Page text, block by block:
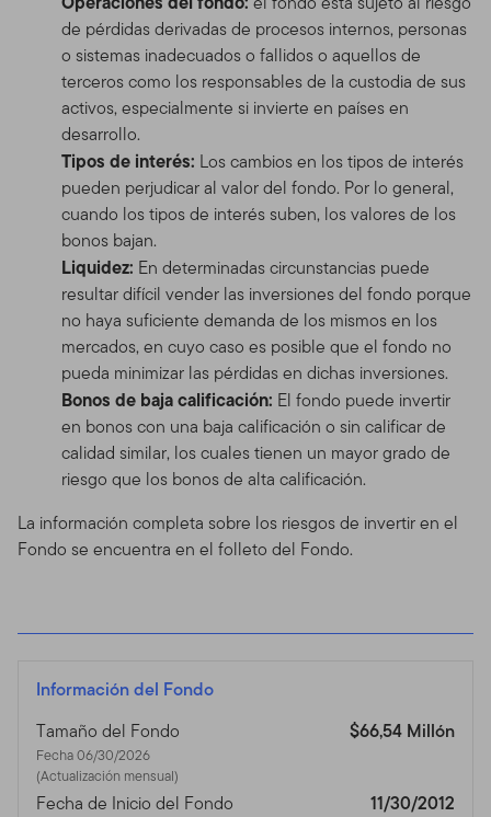
de pérdidas derivadas de procesos internos, personas
o sistemas inadecuados o fallidos o aquellos de
terceros como los responsables de la custodia de sus
activos, especialmente si invierte en países en
desarrollo.
Tipos de interés: Los cambios en los tipos de interés
pueden perjudicar al valor del fondo. Por lo general,
cuando los tipos de interés suben, los valores de los
bonos bajan.
Liquidez: En determinadas circunstancias puede
resultar difícil vender las inversiones del fondo porque
no haya suficiente demanda de los mismos en los
mercados, en cuyo caso es posible que el fondo no
pueda minimizar las pérdidas en dichas inversiones.
Bonos de baja calificación: El fondo puede invertir
en bonos con una baja calificación o sin calificar de
calidad similar, los cuales tienen un mayor grado de
riesgo que los bonos de alta calificación.
La información completa sobre los riesgos de invertir en el
Fondo se encuentra en el folleto del Fondo.
Información del Fondo
Tamaño del Fondo
Fecha 06/30/2026
(Actualización mensual)
$66,54 Millón
Fecha de Inicio del Fondo
11/30/2012